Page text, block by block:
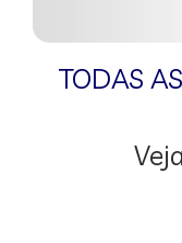
TODAS